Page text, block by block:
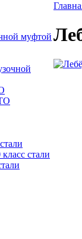
муфтой
стали